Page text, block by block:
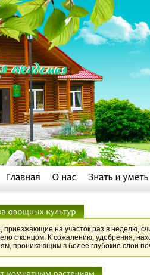
приезжающие на участок раз в неделю,
с концом. К сожалению, удобрения,
проникающим в более глубокие слои